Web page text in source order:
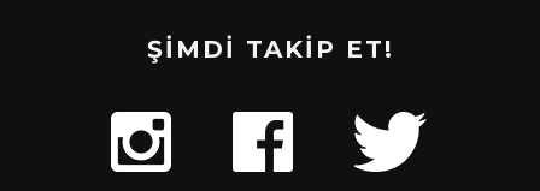
ŞİMDİ TAKİP ET!